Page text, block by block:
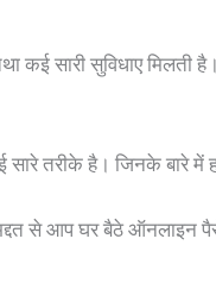
सारी सुविधाए मिलती
तरीके है। जिनके बारे में
मद्दत से आप घर बैठे